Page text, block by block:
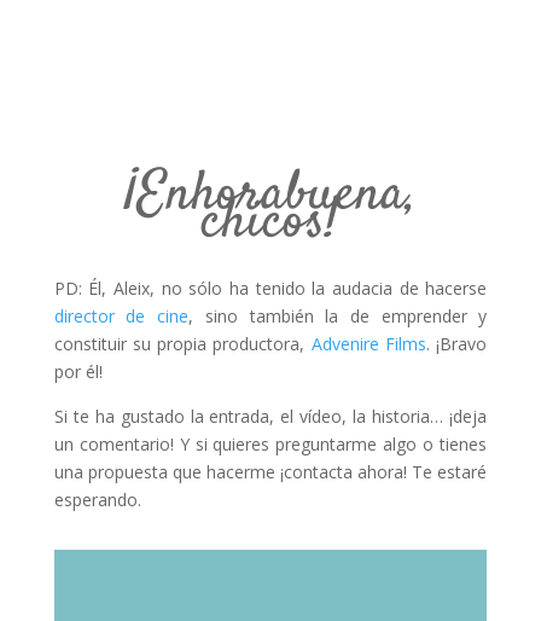
¡Enhorabuena,
chicos!
PD: Él, Aleix, no sólo ha tenido la audacia de hacerse
director de cine, sino también la de emprender y
constituir su propia productora, Advenire Films. ¡Bravo
por él!
Si te ha gustado la entrada, el vídeo, la historia… ¡deja
un comentario! Y si quieres preguntarme algo o tienes
una propuesta que hacerme ¡contacta ahora! Te estaré
esperando.